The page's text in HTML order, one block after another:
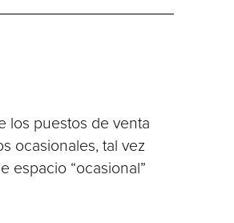
los puestos de venta
ocasionales, tal vez
espacio “ocasional”